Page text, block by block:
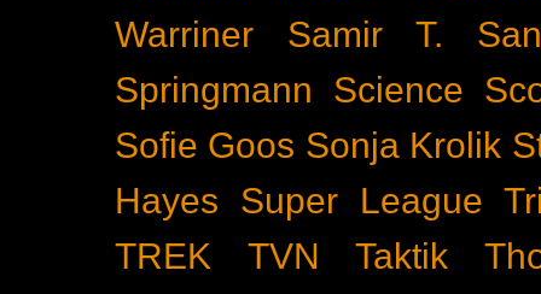
Warriner
Samir T.
Springmann
Science
Sofie Goos Sonja Krolik
Hayes
Super League
TREK
TVN Taktik